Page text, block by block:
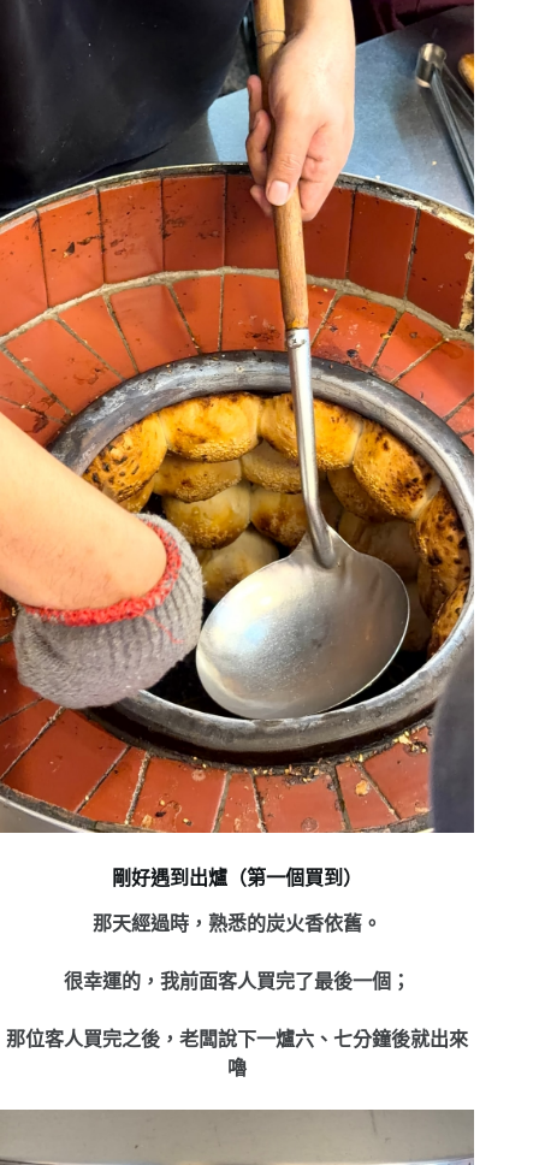
剛好遇到出爐（第一個買到）
那天經過時， 熟悉的炭火香依舊。
很幸運的，我前面客人買完了最後一個；
那位客人買完之後，老闆說下一爐六、七分鐘後就出來
嚕